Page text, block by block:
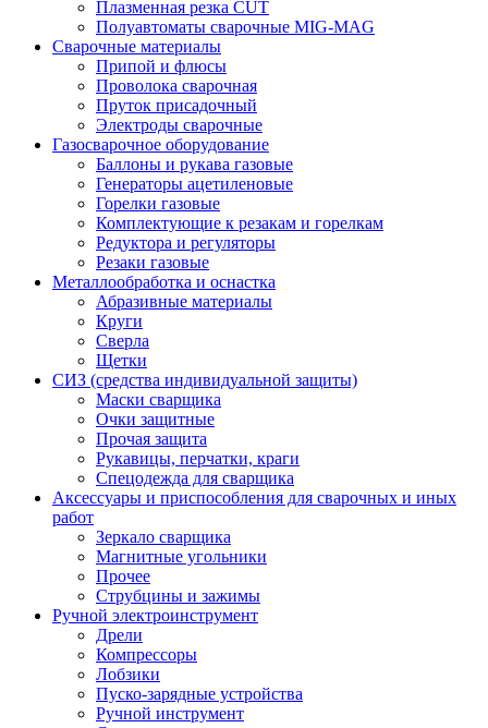
Плазменная резка CUT
Полуавтоматы сварочные MIG-MAG
Сварочные материалы
Припой и флюсы
Проволока сварочная
Пруток присадочный
Электроды сварочные
Газосварочное оборудование
Баллоны и рукава газовые
Генераторы ацетиленовые
Горелки газовые
Комплектующие к резакам и горелкам
Редуктора и регуляторы
Резаки газовые
Металлообработка и оснастка
Абразивные материалы
Круги
Сверла
Щетки
СИЗ (средства индивидуальной защиты)
Маски сварщика
Очки защитные
Прочая защита
Рукавицы, перчатки, краги
Спецодежда для сварщика
Аксессуары и приспособления для сварочных и иных
работ
Зеркало сварщика
Магнитные угольники
Прочее
Струбцины и зажимы
Ручной электроинструмент
Дрели
Компрессоры
Лобзики
Пуско-зарядные устройства
Ручной инструмент